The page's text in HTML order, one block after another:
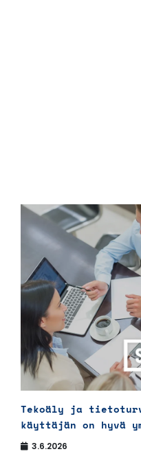
Tekoäly ja
käyttäjän on hyvä
3.6.2026